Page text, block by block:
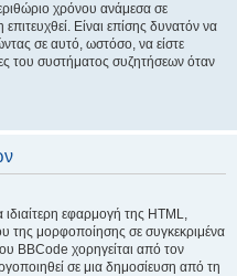
χρόνου ανάμεσα σε
Είναι επίσης δυνατόν να
σε αυτό, ωστόσο, να είστε
του συστήματος συζητήσεων όταν
εφαρμογή της HTML,
της μορφοποίησης σε συγκεκριμένα
BBCode χορηγείται από τον
σε μια δημοσίευση από τη